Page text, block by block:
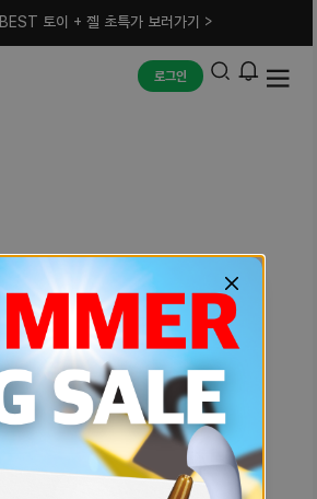
BEST 토이 + 젤 초특가 보러가기 >
로그인
예상치 못한 에러입니다.